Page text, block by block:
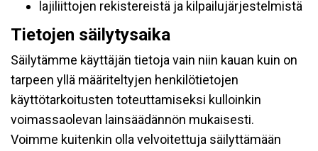
lajiliittojen rekistereistä ja kilpailujärjestelmistä
Tietojen säilytysaika
Säilytämme käyttäjän tietoja vain niin kauan kuin on
tarpeen yllä määriteltyjen henkilötietojen
käyttötarkoitusten toteuttamiseksi kulloinkin
voimassaolevan lainsäädännön mukaisesti.
Voimme kuitenkin olla velvoitettuja säilyttämään